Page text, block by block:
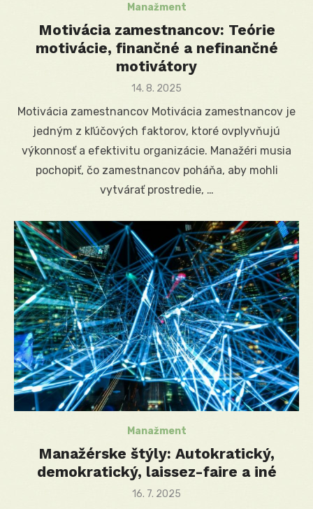
Manažment
Motivácia zamestnancov: Teórie
motivácie, finančné a nefinančné
motivátory
Posted
14. 8. 2025
Motivácia zamestnancov Motivácia zamestnancov je
jedným z kľúčových faktorov, ktoré ovplyvňujú
výkonnosť a efektivitu organizácie. Manažéri musia
pochopiť, čo zamestnancov poháňa, aby mohli
vytvárať prostredie, …
Manažment
Manažérske štýly: Autokratický,
demokratický, laissez-faire a iné
Posted
16. 7. 2025